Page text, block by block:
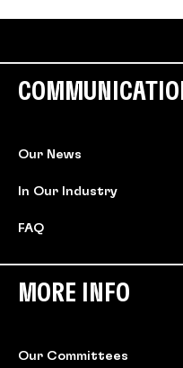
Our News
In Our Industry
FAQ
MORE INFO
Our Committees